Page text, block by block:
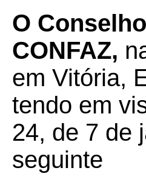
O
CONFAZ,
em Vitória,
tendo em
24, de 7 de
seguinte